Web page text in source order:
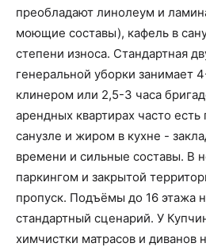
преобладают линолеум и
моющие составы), кафель в
степени износа. Стандартная
генеральной уборки занимает
клинером или 2,5-3 часа
арендных квартирах часто
санузле и жиром в кухне -
времени и сильные составы. В
паркингом и закрытой
пропуск. Подъёмы до 16 этажа
стандартный сценарий. У
химчистки матрасов и диванов